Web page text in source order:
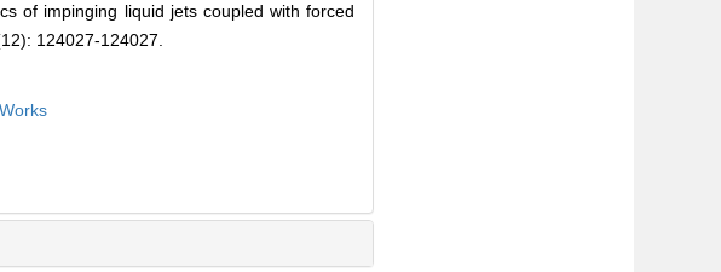
of impinging liquid jets coupled with forced
124027-124027.